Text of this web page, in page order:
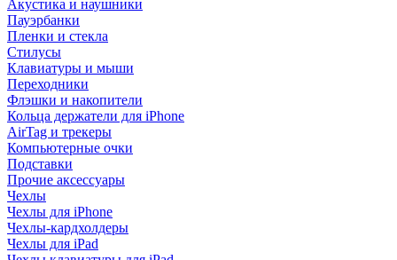
Акустика и наушники
Пауэрбанки
Пленки и стекла
Стилусы
Клавиатуры и мыши
Переходники
Флэшки и накопители
Кольца держатели для iPhone
AirTag и трекеры
Компьютерные очки
Подставки
Прочие аксессуары
Чехлы
Чехлы для iPhone
Чехлы-кардхолдеры
Чехлы для iPad